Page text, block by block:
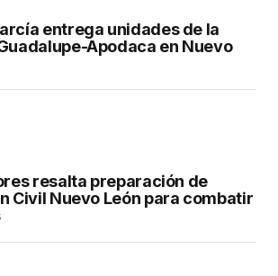
entrega unidades de la
Apodaca en Nuevo
resalta preparación de
Civil Nuevo León para combatir